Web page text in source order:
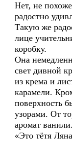
Нет, не
радостно
Такую же
лице
коробку.
Она
свет дивной
из крема и
карамели.
поверхность
узорами. От
аромат ванили.
«Это тётя